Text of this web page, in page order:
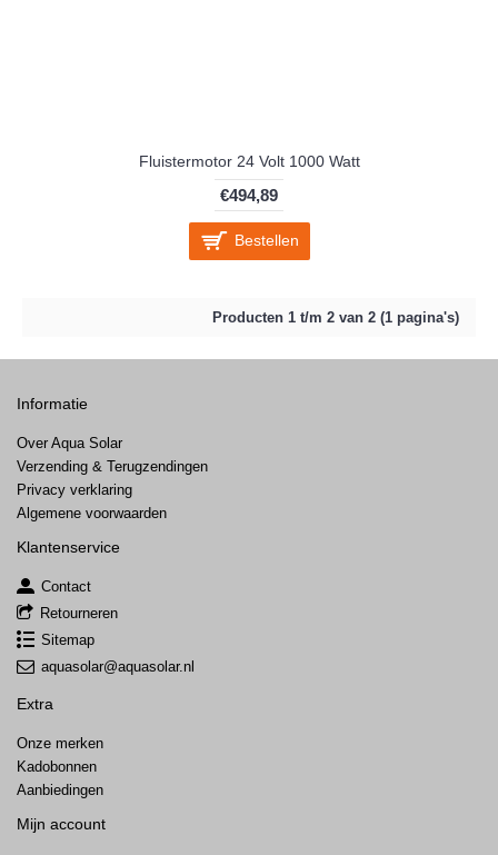
Fluistermotor 24 Volt 1000 Watt
€494,89
Bestellen
Producten 1 t/m 2 van 2 (1 pagina's)
Informatie
Over Aqua Solar
Verzending & Terugzendingen
Privacy verklaring
Algemene voorwaarden
Klantenservice
Contact
Retourneren
Sitemap
aquasolar@aquasolar.nl
Extra
Onze merken
Kadobonnen
Aanbiedingen
Mijn account